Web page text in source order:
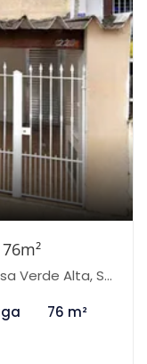
São Paulo-SP
76 m²